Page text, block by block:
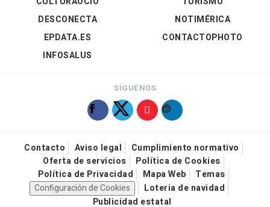
DESCONECTA
EPDATA.ES
INFOSALUS
NOTIMÉRICA
CONTACTOPHOTO
SÍGUENOS
Contacto Aviso legal
Cumplimiento normativo
Oferta de servicios
Política de Cookies
Política de Privacidad
Mapa Web
Temas
Configuración de Cookies
Loteria de navidad
Publicidad estatal